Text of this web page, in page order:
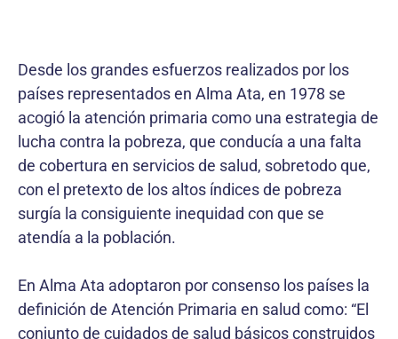
Desde los grandes esfuerzos realizados por los
países representados en Alma Ata, en 1978 se
acogió la atención primaria como una estrategia de
lucha contra la pobreza, que conducía a una falta
de cobertura en servicios de salud, sobretodo que,
con el pretexto de los altos índices de pobreza
surgía la consiguiente inequidad con que se
atendía a la población.
En Alma Ata adoptaron por consenso los países la
definición de Atención Primaria en salud como: “El
conjunto de cuidados de salud básicos construidos